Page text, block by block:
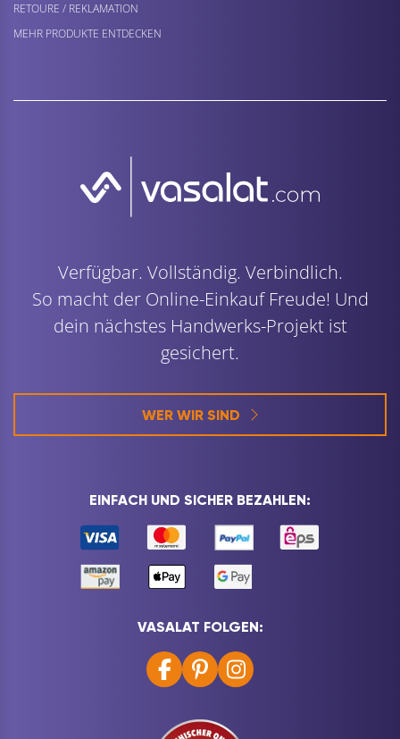
RETOURE / REKLAMATION
MEHR PRODUKTE ENTDECKEN
Verfügbar. Vollständig. Verbindlich.
So macht der Online-Einkauf Freude! Und
dein nächstes Handwerks-Projekt ist
gesichert.
WER WIR SIND
EINFACH UND SICHER BEZAHLEN:
VASALAT FOLGEN: